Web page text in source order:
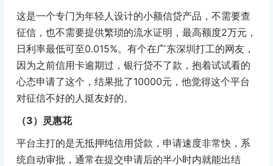
这是一个专门为年轻人设计的小额信贷产品，不需要查
征信，也不需要提供繁琐的流水证明，最高额度2万元，
日利率最低可至0.015%。有个在广东深圳打工的网友，
因为之前信用卡逾期过，银行贷不了款，抱着试试看的
心态申请了这个，结果批了10000元，他觉得这个平台
对征信不好的人挺友好的。
（3）灵惠花
平台主打的是无抵押纯信用贷款，申请速度非常快，系
统自动审批，通常在提交申请后的半小时内就能出结